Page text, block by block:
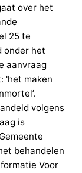
over het
25 te
onder het
aanvraag
'het maken
volgens
is
behandelen
Voor